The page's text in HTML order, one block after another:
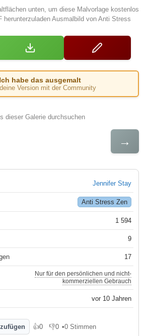
unten, um diese Malvorlage kostenlos
herunterzuladen Ausmalbild von Anti Stress
Ich habe das ausgemalt
Version mit der Community
dieser Galerie durchsuchen
→
Jennifer Stay
Anti Stress Zen
1 594
9
17
Nur für den persönlichen und nicht-
kommerziellen Gebrauch
vor 10 Jahren
👍0
Gefällt mir
👎0
Gefällt mir nicht
•0 Stimmen